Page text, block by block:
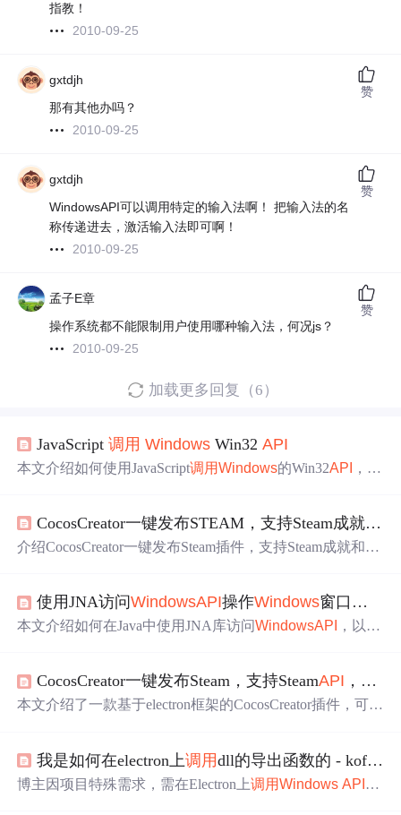
指教！
2010-09-25
gxtdjh
那有其他办吗？
2010-09-25
赞
gxtdjh
WindowsAPI可以调用特定的输入法啊！ 把输入法的名
称传递进去，激活输入法即可啊！
2010-09-25
赞
孟子E章
操作系统都不能限制用户使用哪种输入法，何况js？
2010-09-25
赞
加载更多回复（6）
JavaScript调用 Windows Win32API
本文介绍如何使用JavaScript调用Windows的Win32API
，包
CocosCreator一键发布STEAM，支持Steam成就等
介绍CocosCreator一键发布Steam插件，支持Steam成就和Wi
使用JNA访问WindowsAPI操作Windows窗口元素
本文介绍如何在Java中使用JNA库访问WindowsAPI
，以实
一种在不同版本Windows上兼容的解决方案。
CocosCreator一键发布Steam，支持SteamAPI ，
本文介绍了一款基于electron框架的CocosCreator插件，可一
文中还介绍了插件使用方法、STEAM成就接入方式及失败
解决办法，未来还计划支持Linux和Mac发布。
我是如何在electron上调用dll的导出函数的 - koffi库
博主因项目特殊需求，需在Electron上调用Windows API 和